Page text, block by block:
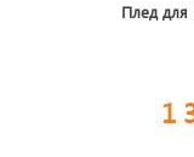
Плед для
1